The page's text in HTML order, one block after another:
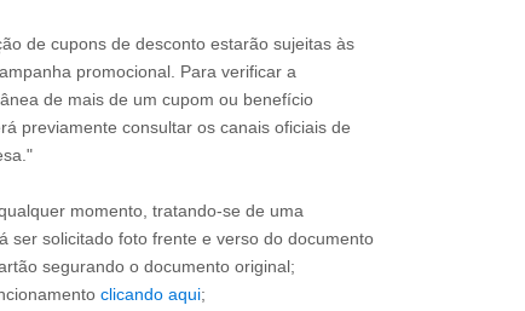
de cupons de desconto estarão sujeitas às
promocional. Para verificar a
de mais de um cupom ou benefício
previamente consultar os canais oficiais de
qualquer momento, tratando-se de uma
ser solicitado foto frente e verso do documento
segurando o documento original;
clicando aqui;